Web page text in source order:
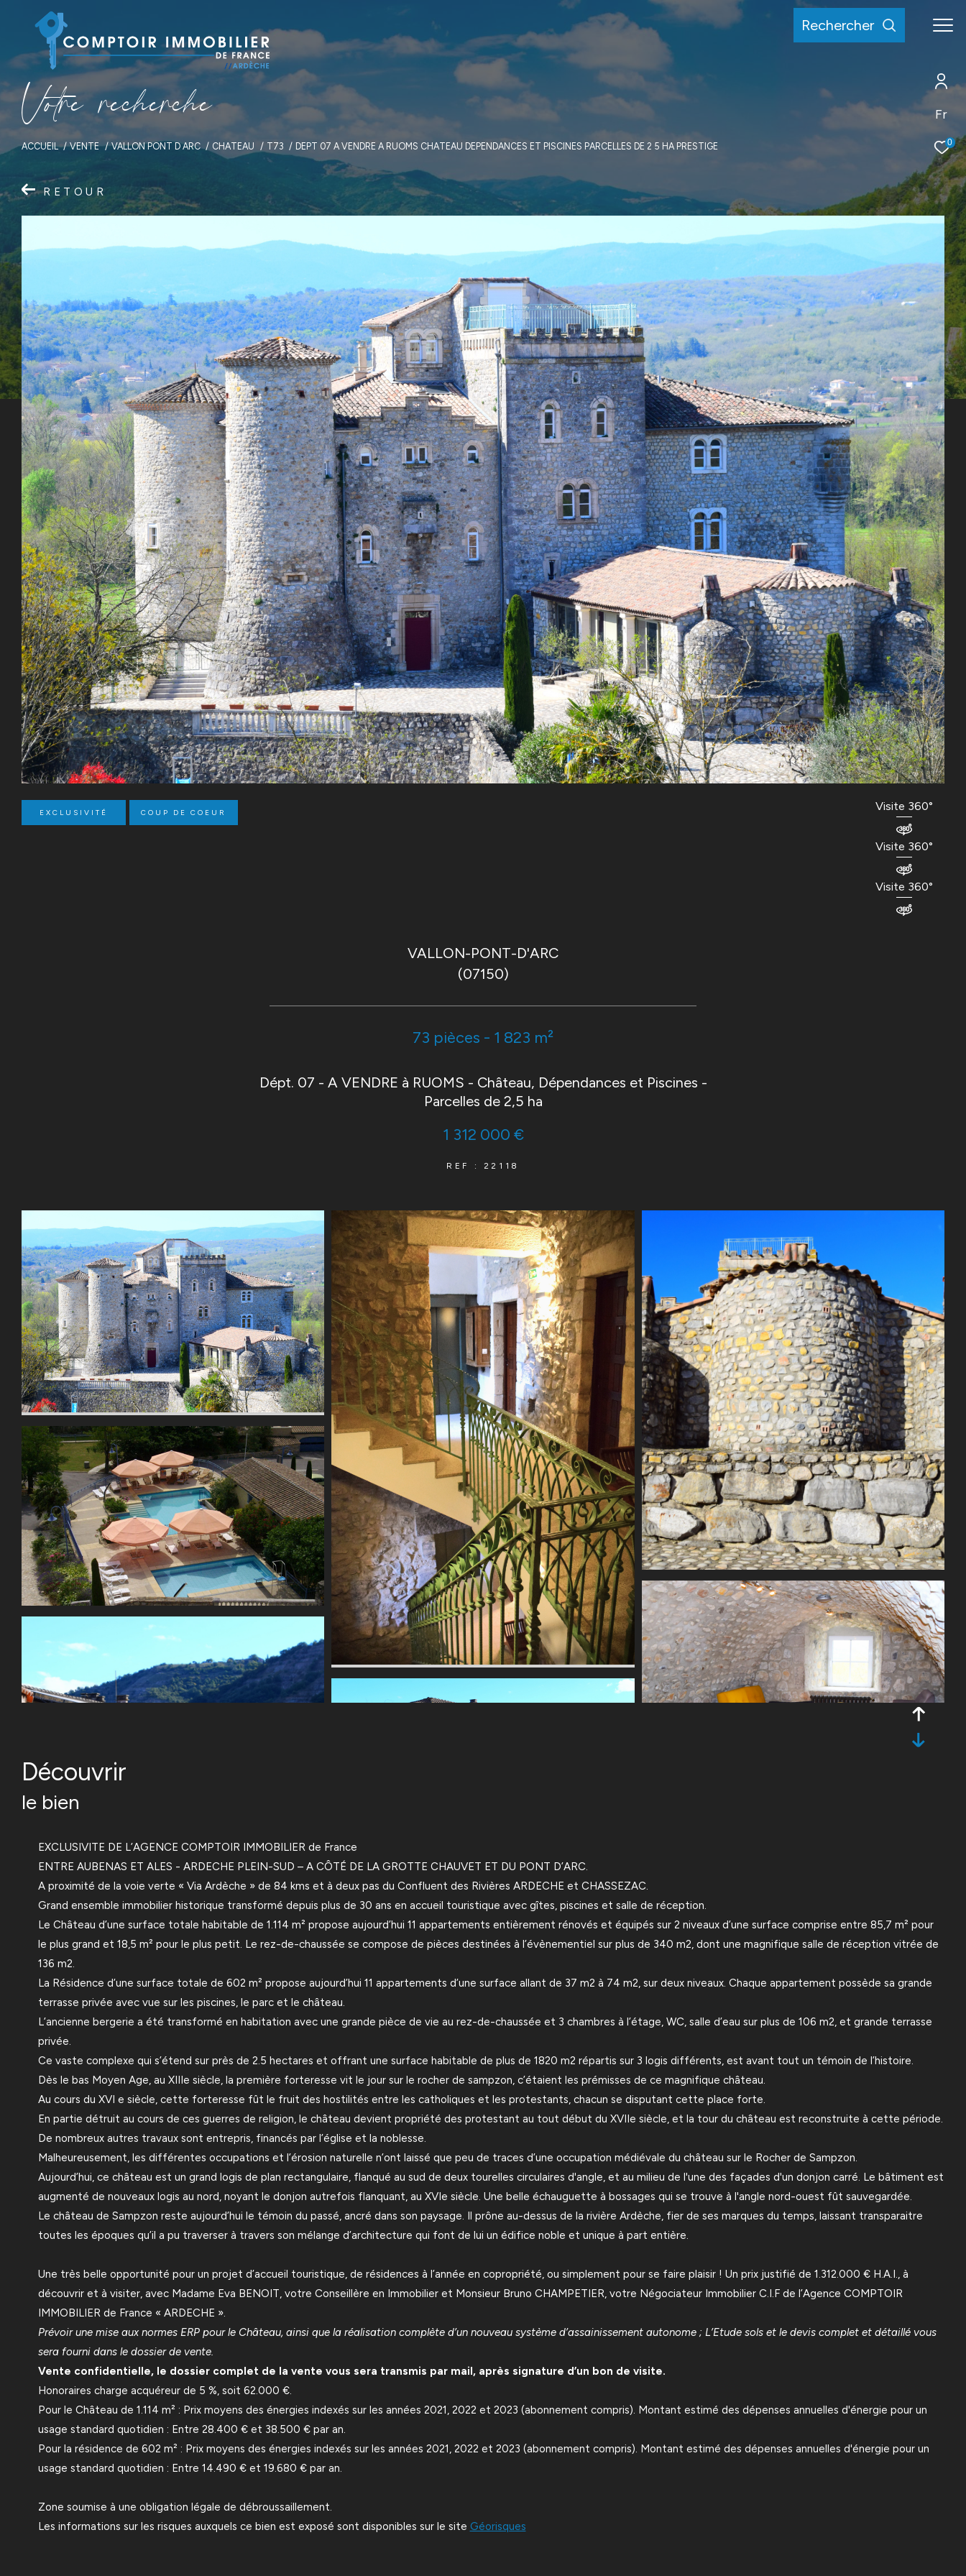
Fr
0
rechercher
Votre recherche
ACCUEIL VENTE VALLON PONT D ARC CHATEAU T73 DEPT 07 A VENDRE A RUOMS CHATEAU DEPENDANCES ET PISCINES PARCELLES DE 2 5 HA PRESTIGE
RETOUR
EXCLUSIVITÉ COUP DE COEUR Visite 360°
Visite 360°
Visite 360°
VALLON-PONT-D'ARC
(07150)
73 pièces - 1 823 m²
Dépt. 07 - A VENDRE à RUOMS - Château, Dépendances et Piscines -
Parcelles de 2,5 ha
1 312 000 €
REF : 22118
découvrir
le bien
EXCLUSIVITE DE L’AGENCE COMPTOIR IMMOBILIER de France
ENTRE AUBENAS ET ALES - ARDECHE PLEIN-SUD – A CÔTÉ DE LA GROTTE CHAUVET ET DU PONT D’ARC.
A proximité de la voie verte « Via Ardèche » de 84 kms et à deux pas du Confluent des Rivières ARDECHE et CHASSEZAC.
Grand ensemble immobilier historique transformé depuis plus de 30 ans en accueil touristique avec gîtes, piscines et salle de réception.
Le Château d’une surface totale habitable de 1.114 m² propose aujourd’hui 11 appartements entièrement rénovés et équipés sur 2 niveaux d’une surface comprise entre 85,7 m² pour
le plus grand et 18,5 m² pour le plus petit. Le rez-de-chaussée se compose de pièces destinées à l’évènementiel sur plus de 340 m2, dont une magnifique salle de réception vitrée de
136 m2.
La Résidence d’une surface totale de 602 m² propose aujourd’hui 11 appartements d’une surface allant de 37 m2 à 74 m2, sur deux niveaux. Chaque appartement possède sa grande
terrasse privée avec vue sur les piscines, le parc et le château.
L’ancienne bergerie a été transformé en habitation avec une grande pièce de vie au rez-de-chaussée et 3 chambres à l’étage, WC, salle d’eau sur plus de 106 m2, et grande terrasse
privée.
Ce vaste complexe qui s’étend sur près de 2.5 hectares et offrant une surface habitable de plus de 1820 m2 répartis sur 3 logis différents, est avant tout un témoin de l’histoire.
Dès le bas Moyen Age, au XIIIe siècle, la première forteresse vit le jour sur le rocher de sampzon, c’étaient les prémisses de ce magnifique château.
Au cours du XVI e siècle, cette forteresse fût le fruit des hostilités entre les catholiques et les protestants, chacun se disputant cette place forte.
En partie détruit au cours de ces guerres de religion, le château devient propriété des protestant au tout début du XVIIe siècle, et la tour du château est reconstruite à cette période.
De nombreux autres travaux sont entrepris, financés par l’église et la noblesse.
Malheureusement, les différentes occupations et l’érosion naturelle n’ont laissé que peu de traces d’une occupation médiévale du château sur le Rocher de Sampzon.
Aujourd’hui, ce château est un grand logis de plan rectangulaire, flanqué au sud de deux tourelles circulaires d'angle, et au milieu de l'une des façades d'un donjon carré. Le bâtiment est
augmenté de nouveaux logis au nord, noyant le donjon autrefois flanquant, au XVIe siècle. Une belle échauguette à bossages qui se trouve à l'angle nord-ouest fût sauvegardée.
Le château de Sampzon reste aujourd’hui le témoin du passé, ancré dans son paysage. Il prône au-dessus de la rivière Ardèche, fier de ses marques du temps, laissant transparaitre
toutes les époques qu’il a pu traverser à travers son mélange d’architecture qui font de lui un édifice noble et unique à part entière.
Une très belle opportunité pour un projet d’accueil touristique, de résidences à l’année en copropriété, ou simplement pour se faire plaisir ! Un prix justifié de 1.312.000 € H.A.I., à
découvrir et à visiter, avec Madame Eva BENOIT, votre Conseillère en Immobilier et Monsieur Bruno CHAMPETIER, votre Négociateur Immobilier C.I.F de l’Agence COMPTOIR
IMMOBILIER de France « ARDECHE ».
Prévoir une mise aux normes ERP pour le Château, ainsi que la réalisation complète d’un nouveau système d’assainissement autonome ; L’Etude sols et le devis complet et détaillé vous
sera fourni dans le dossier de vente.
Vente confidentielle, le dossier complet de la vente vous sera transmis par mail, après signature d’un bon de visite.
Honoraires charge acquéreur de 5 %, soit 62.000 €.
Pour le Château de 1.114 m² : Prix moyens des énergies indexés sur les années 2021, 2022 et 2023 (abonnement compris). Montant estimé des dépenses annuelles d'énergie pour un
usage standard quotidien : Entre 28.400 € et 38.500 € par an.
Pour la résidence de 602 m² : Prix moyens des énergies indexés sur les années 2021, 2022 et 2023 (abonnement compris). Montant estimé des dépenses annuelles d'énergie pour un
usage standard quotidien : Entre 14.490 € et 19.680 € par an.
Zone soumise à une obligation légale de débroussaillement.
Les informations sur les risques auxquels ce bien est exposé sont disponibles sur le site Géorisques